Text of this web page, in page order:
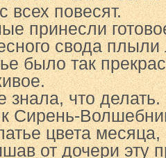
всех повесят.
принесли
свода плыли
было так
знала, что
к Сирень-
цвета месяца,
от дочери эту